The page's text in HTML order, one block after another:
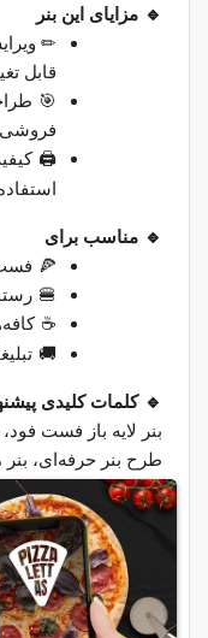
🔹 مزایای این بنر
✏
قابل
🎯
🖨
🔹 مناسب برای
🍕
🍔
☕
🚚
🔹 کلمات کلیدی
بنر لایه باز فست فود،
طرح بنر حرفه‌ای،